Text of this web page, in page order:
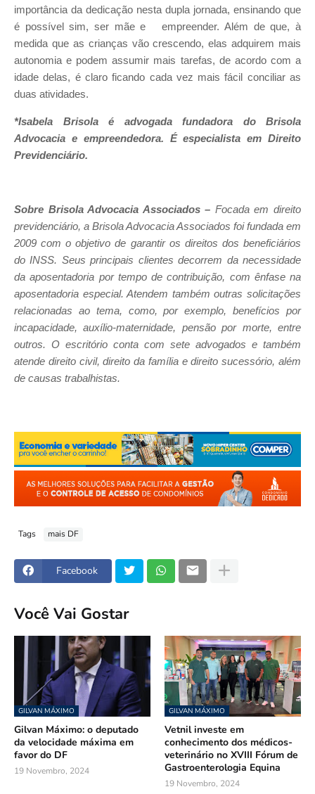
importância da dedicação nesta dupla jornada, ensinando que
é possível sim, ser mãe e empreender. Além de que, à
medida que as crianças vão crescendo, elas adquirem mais
autonomia e podem assumir mais tarefas, de acordo com a
idade delas, é claro ficando cada vez mais fácil conciliar as
duas atividades.
*Isabela Brisola é advogada fundadora do Brisola
Advocacia e empreendedora. É especialista em Direito
Previdenciário.
Sobre Brisola Advocacia Associados – Focada em direito
previdenciário, a Brisola Advocacia Associados foi fundada em
2009 com o objetivo de garantir os direitos dos beneficiários
do INSS. Seus principais clientes decorrem da necessidade
da aposentadoria por tempo de contribuição, com ênfase na
aposentadoria especial. Atendem também outras solicitações
relacionadas ao tema, como, por exemplo, benefícios por
incapacidade, auxílio-maternidade, pensão por morte, entre
outros. O escritório conta com sete advogados e também
atende direito civil, direito da família e direito sucessório, além
de causas trabalhistas.
Tags mais DF
Facebook
Você Vai Gostar
GILVAN MÁXIMO
Gilvan Máximo: o deputado
da velocidade máxima em
favor do DF
19 Novembro, 2024
GILVAN MÁXIMO
Vetnil investe em
conhecimento dos médicos-
veterinário no XVIII Fórum de
Gastroenterologia Equina
19 Novembro, 2024